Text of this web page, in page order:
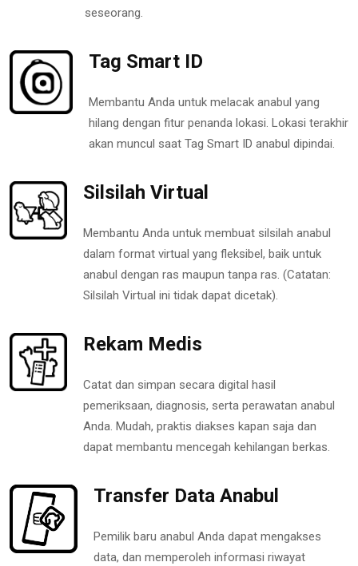
seseorang.
Tag Smart ID
Membantu Anda untuk melacak anabul yang
hilang dengan fitur penanda lokasi. Lokasi terakhir
akan muncul saat Tag Smart ID anabul dipindai.
Silsilah Virtual
Membantu Anda untuk membuat silsilah anabul
dalam format virtual yang fleksibel, baik untuk
anabul dengan ras maupun tanpa ras. (Catatan:
Silsilah Virtual ini tidak dapat dicetak).
Rekam Medis
Catat dan simpan secara digital hasil
pemeriksaan, diagnosis, serta perawatan anabul
Anda. Mudah, praktis diakses kapan saja dan
dapat membantu mencegah kehilangan berkas.
Transfer Data Anabul
Pemilik baru anabul Anda dapat mengakses
data, dan memperoleh informasi riwayat